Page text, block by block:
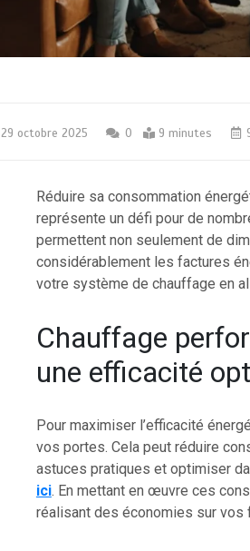
29 octobre 2025 0 9 minutes
Réduire sa consommation
représente un défi pour de
permettent non seulement de
considérablement les factures
votre système de chauffage en
Chauffage
une efficacité
Pour maximiser l’efficacité
vos portes. Cela peut réduire
astuces pratiques et optimiser
ici. En mettant en œuvre ces
réalisant des économies sur vos